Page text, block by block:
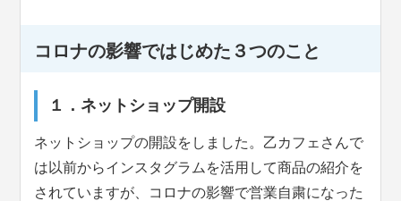
コロナの影響ではじめた３つのこと
１．ネットショップ開設
ネットショップの開設をしました。乙カフェさんで
は以前からインスタグラムを活用して商品の紹介を
されていますが、コロナの影響で営業自粛になった